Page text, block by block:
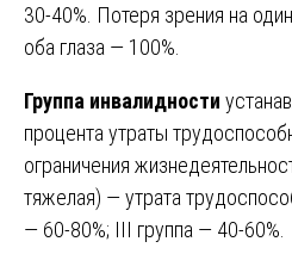
30-40%. Потеря зрения на
оба глаза — 100%.
Группа инвалидности
процента утраты
ограничения
тяжелая) — утрата
— 60-80%; III группа — 40-60%.